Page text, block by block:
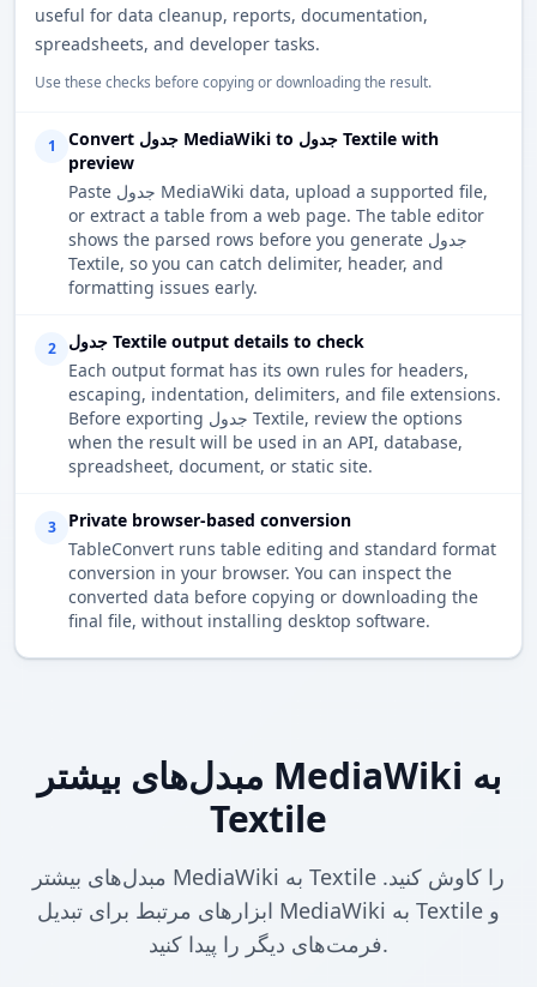
useful for data cleanup, reports, documentation,
spreadsheets, and developer tasks.
Use these checks before copying or downloading the result.
1
Convert جدول MediaWiki to جدول Textile with
preview
Paste جدول MediaWiki data, upload a supported file,
or extract a table from a web page. The table editor
shows the parsed rows before you generate جدول
Textile, so you can catch delimiter, header, and
formatting issues early.
2
جدول Textile output details to check
Each output format has its own rules for headers,
escaping, indentation, delimiters, and file extensions.
Before exporting جدول Textile, review the options
when the result will be used in an API, database,
spreadsheet, document, or static site.
3
Private browser-based conversion
TableConvert runs table editing and standard format
conversion in your browser. You can inspect the
converted data before copying or downloading the
final file, without installing desktop software.
مبدل‌های بیشتر MediaWiki به
Textile
مبدل‌های بیشتر MediaWiki به Textile را کاوش کنید.
ابزارهای مرتبط برای تبدیل MediaWiki به Textile و
فرمت‌های دیگر را پیدا کنید.